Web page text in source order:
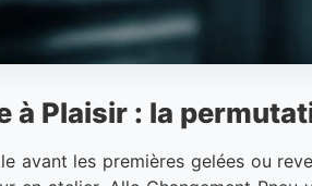
à Plaisir : la
avant les premières gelées ou